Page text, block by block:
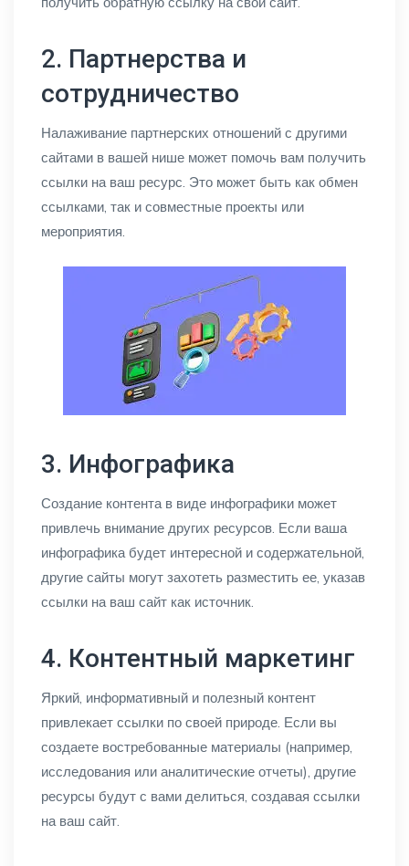
2. Партнерства и
сотрудничество
Налаживание партнерских отношений с другими
сайтами в вашей нише может помочь вам получить
ссылки на ваш ресурс. Это может быть как обмен
ссылками, так и совместные проекты или
мероприятия.
3. Инфографика
Создание контента в виде инфографики может
привлечь внимание других ресурсов. Если ваша
инфографика будет интересной и содержательной,
другие сайты могут захотеть разместить ее, указав
ссылки на ваш сайт как источник.
4. Контентный маркетинг
Яркий, информативный и полезный контент
привлекает ссылки по своей природе. Если вы
создаете востребованные материалы (например,
исследования или аналитические отчеты), другие
ресурсы будут с вами делиться, создавая ссылки
на ваш сайт.